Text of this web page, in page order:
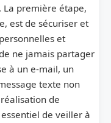
première étape,
est de sécuriser et
et
ne jamais partager
à un e-mail, un
texte non
de
de veiller à